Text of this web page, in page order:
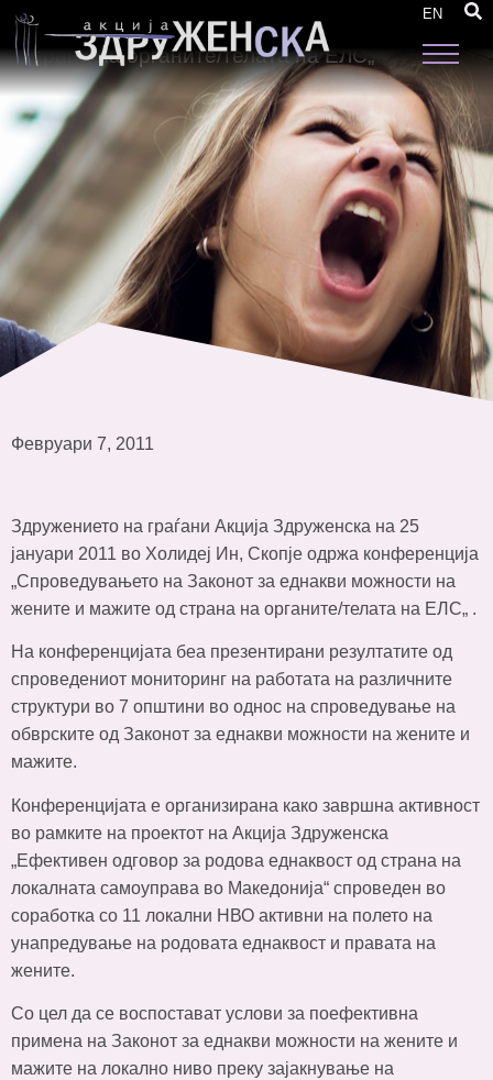
EN
за еднакви можности на жените и мажите од
страна на органите/телата на ЕЛС„
Февруари 7, 2011
Здружението на граѓани Акција Здруженска на 25
јануари 2011 во Холидеј Ин, Скопје одржа конференција
„Спроведувањето на Законот за еднакви можности на
жените и мажите од страна на органите/телата на ЕЛС„ .
На конференцијата беа презентирани резултатите од
спроведениот мониторинг на работата на различните
структури во 7 општини во однос на спроведување на
обврските од Законот за еднакви можности на жените и
мажите.
Конференцијата е организирана како завршна активност
во рамките на проектот на Акција Здруженска
„Ефективен одговор за родова еднаквост од страна на
локалната самоуправа во Македонија“ спроведен во
соработка со 11 локални НВО активни на полето на
унапредување на родовата еднаквост и правата на
жените.
Со цел да се воспостават услови за поефективна
примена на Законот за еднакви можности на жените и
мажите на локално ниво преку зајакнување на